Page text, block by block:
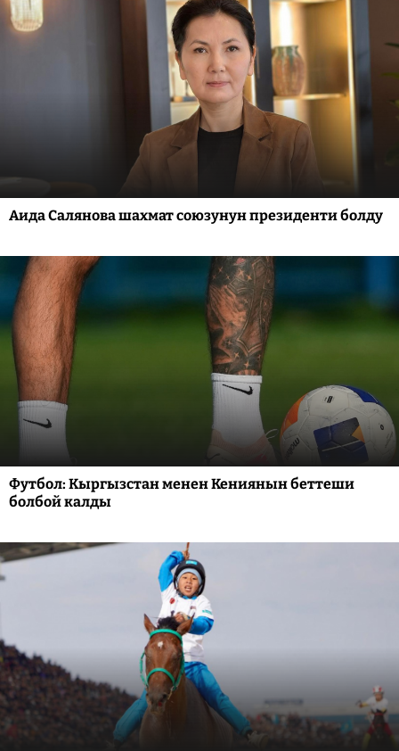
Аида Салянова шахмат союзунун президенти болду
Футбол: Кыргызстан менен Кениянын беттеши
болбой калды